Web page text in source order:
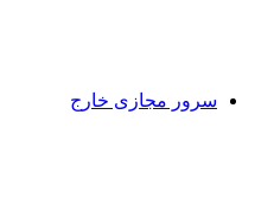
سرور مجازی خارج